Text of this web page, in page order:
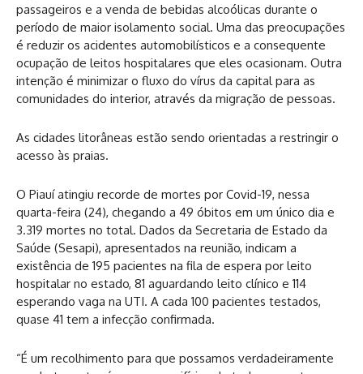
passageiros e a venda de bebidas alcoólicas durante o
período de maior isolamento social. Uma das preocupações
é reduzir os acidentes automobilísticos e a consequente
ocupação de leitos hospitalares que eles ocasionam. Outra
intenção é minimizar o fluxo do vírus da capital para as
comunidades do interior, através da migração de pessoas.
As cidades litorâneas estão sendo orientadas a restringir o
acesso às praias.
O Piauí atingiu recorde de mortes por Covid-19, nessa
quarta-feira (24), chegando a 49 óbitos em um único dia e
3.319 mortes no total. Dados da Secretaria de Estado da
Saúde (Sesapi), apresentados na reunião, indicam a
existência de 195 pacientes na fila de espera por leito
hospitalar no estado, 81 aguardando leito clínico e 114
esperando vaga na UTI. A cada 100 pacientes testados,
quase 41 tem a infecção confirmada.
“É um recolhimento para que possamos verdadeiramente